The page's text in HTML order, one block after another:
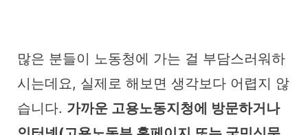
많은 분들이 노동청에 가는 걸 부담스러워하
시는데요, 실제로 해보면 생각보다 어렵지 않
습니다. 가까운 고용노동지청에 방문하거나